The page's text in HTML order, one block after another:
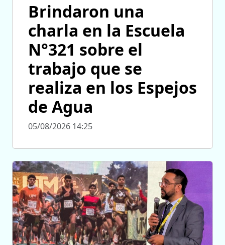
Brindaron una
charla en la Escuela
N°321 sobre el
trabajo que se
realiza en los Espejos
de Agua
05/08/2026 14:25